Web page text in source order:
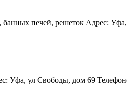
печей, решеток Адрес:
Уфа, ул Свободы, дом 69